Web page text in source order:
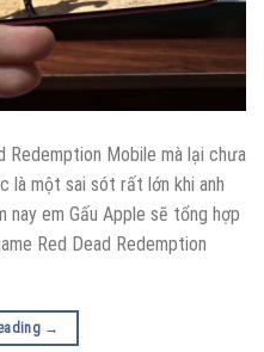
Redemption Mobile mà lại chưa
là một sai sót rất lớn khi anh
nay em Gấu Apple sẽ tổng hợp
Red Dead Redemption
→